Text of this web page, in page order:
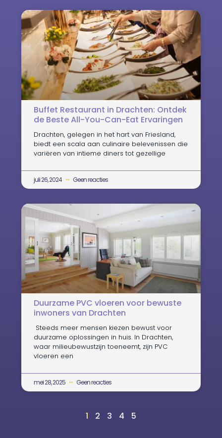
Buffet Restaurant in Drachten: Ontdek
de Beste All-You-Can-Eat Ervaringen
Drachten, gelegen in het hart van Friesland,
biedt een scala aan culinaire belevenissen die
variëren van intieme diners tot gezellige
juli 26, 2024 Geen reacties
Duurzame PVC vloeren voor bewuste
inwoners van Drachten
​ Steeds meer mensen kiezen bewust voor
duurzame oplossingen in huis. In Drachten,
waar milieubewustzijn toeneemt, zijn PVC
vloeren een
mei 28, 2025 Geen reacties
1 2 3 4 5